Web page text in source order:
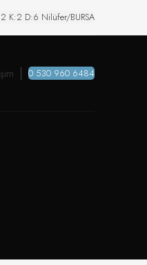
K:2 D:6 Nilüfer/BURSA
0 530 960 6484